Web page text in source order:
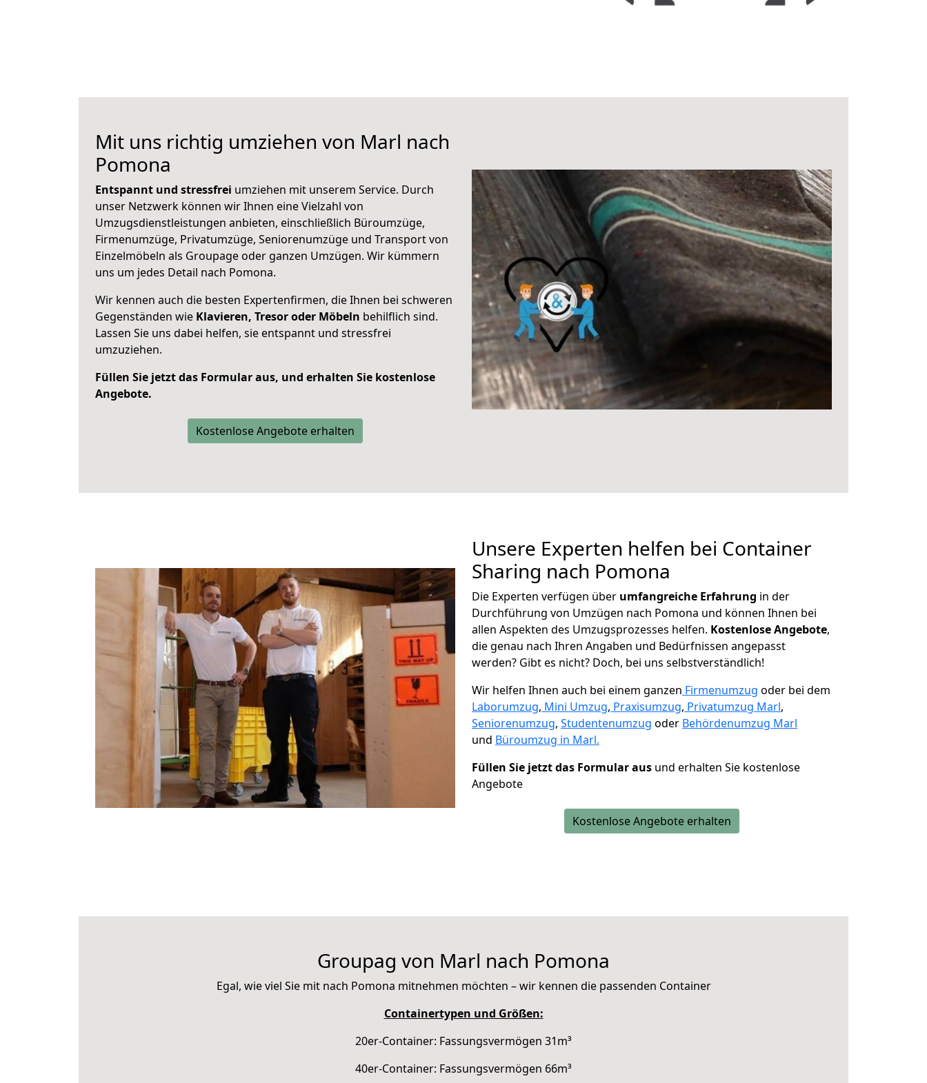
Mit uns richtig umziehen von Marl nach
Pomona
Entspannt und stressfrei umziehen mit unserem Service. Durch
unser Netzwerk können wir Ihnen eine Vielzahl von
Umzugsdienstleistungen anbieten, einschließlich Büroumzüge,
Firmenumzüge, Privatumzüge, Seniorenumzüge und Transport von
Einzelmöbeln als Groupage oder ganzen Umzügen. Wir kümmern
uns um jedes Detail nach Pomona.
Wir kennen auch die besten Expertenfirmen, die Ihnen bei schweren
Gegenständen wie Klavieren, Tresor oder Möbeln behilflich sind.
Lassen Sie uns dabei helfen, sie entspannt und stressfrei
umzuziehen.
Füllen Sie jetzt das Formular aus, und erhalten Sie kostenlose
Angebote.
Kostenlose Angebote erhalten
Unsere Experten helfen bei Container
Sharing nach Pomona
Die Experten verfügen über umfangreiche Erfahrung in der
Durchführung von Umzügen nach Pomona und können Ihnen bei
allen Aspekten des Umzugsprozesses helfen. Kostenlose Angebote,
die genau nach Ihren Angaben und Bedürfnissen angepasst
werden? Gibt es nicht? Doch, bei uns selbstverständlich!
Wir helfen Ihnen auch bei einem ganzen Firmenumzug oder bei dem
Laborumzug, Mini Umzug, Praxisumzug, Privatumzug Marl,
Seniorenumzug, Studentenumzug oder Behördenumzug Marl
und Büroumzug in Marl.
Füllen Sie jetzt das Formular aus und erhalten Sie kostenlose
Angebote
Kostenlose Angebote erhalten
Groupag von Marl nach Pomona
Egal, wie viel Sie mit nach Pomona mitnehmen möchten – wir kennen die passenden Container
Containertypen und Größen:
20er-Container: Fassungsvermögen 31m³
40er-Container: Fassungsvermögen 66m³